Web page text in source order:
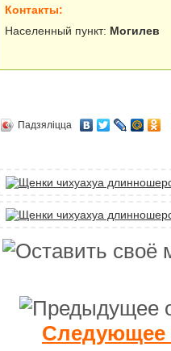
Контакты:
Населенный пункт: Могилев
Падзяліцца
Следующее